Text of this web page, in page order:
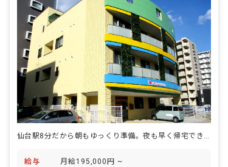
仙台駅8分だから朝もゆっくり準備。夜も早く帰宅できます。
給与 月給195,000円 ~